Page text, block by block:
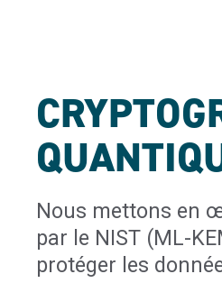
Nous mettons en
par le NIST (ML-
protéger les